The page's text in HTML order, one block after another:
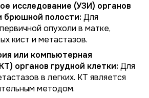
исследование (УЗИ) органов
брюшной полости: Для
опухоли в матке,
кист и метастазов.
или компьютерная
органов грудной клетки: Для
в легких. КТ является
методом.